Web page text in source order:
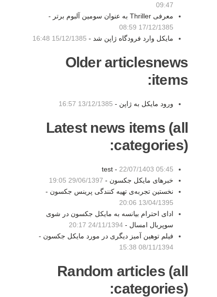
09:47
معرفی Thriller به عنوان سومین آلبوم برتر -
17/12/1385 08:59
مایکل وارد فرودگاه ژاپن شد - 15/12/1385 16:48
Older articlesnews
items:
ورود مایکل به ژاپن - 13/12/1385 16:57
Latest news items (all
categories):
test - 22/07/1403 05:45
خبرهای مایکل جکسون - 29/06/1397 19:05
نخستین تجربه‌ی تهیه کنندگی پرینس جکسون -
13/04/1395 20:06
ادای احترام بیانسه به مایکل جکسون در شوی
سوپربال امسال - 24/11/1394 20:17
فیلم توهین آمیز دیگری در مورد مایکل جکسون -
08/11/1394 15:38
Random articles (all
categories):